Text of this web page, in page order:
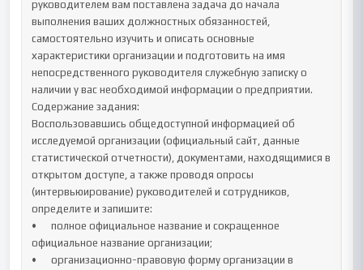
руководителем вам поставлена задача до начала
выполнения ваших должностных обязанностей,
самостоятельно изучить и описать основные
характеристики организации и подготовить на имя
непосредственного руководителя служебную записку о
наличии у вас необходимой информации о предприятии.
Содержание задания:
Воспользовавшись общедоступной информацией об
исследуемой организации (официальный сайт, данные
статистической отчетности), документами, находящимися в
открытом доступе, а также проводя опросы
(интервьюирование) руководителей и сотрудников,
определите и запишите:
•	полное официальное название и сокращенное
официальное название организации;
•	организационно-правовую форму организации в